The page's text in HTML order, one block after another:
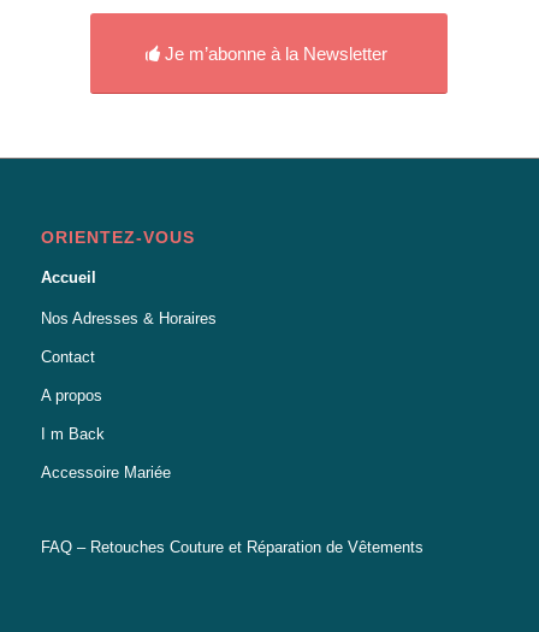
Je m’abonne à la Newsletter
ORIENTEZ-VOUS
Accueil
Nos Adresses & Horaires
Contact
A propos
I m Back
Accessoire Mariée
FAQ – Retouches Couture et Réparation de Vêtements